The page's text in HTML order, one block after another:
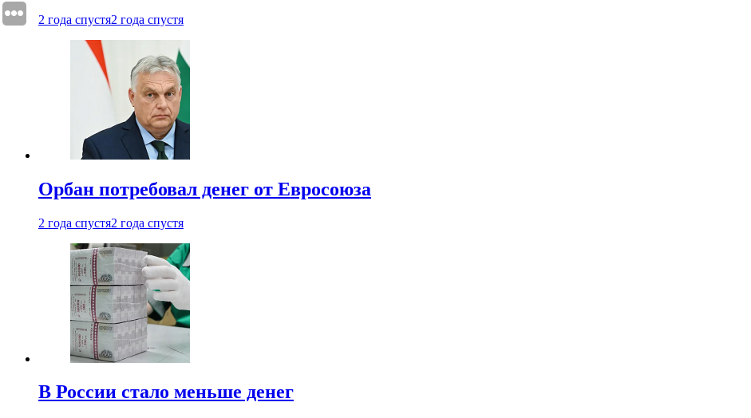
2 года спустя2 года спустя
Орбан потребовал денег от Евросоюза
2 года спустя2 года спустя
В России стало меньше денег